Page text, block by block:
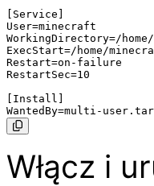
[Service]
User=minecraft
WorkingDirectory=/
ExecStart=/home/
Restart=on-failure
RestartSec=10
[Install]
Włącz i